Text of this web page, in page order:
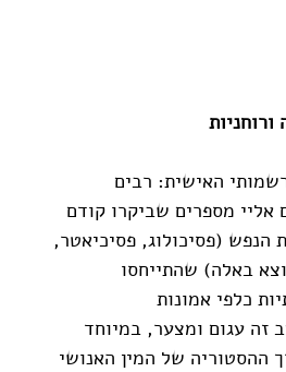
ורוחניות
האישית: רבים
אליי מספרים שביקרו קודם
הנפש (פסיכולוג, פסיכיאטר,
באלה) שהתייחסו
כלפי אמונות
זה עגום ומצער, במיוחד
ההסטוריה של המין האנושי